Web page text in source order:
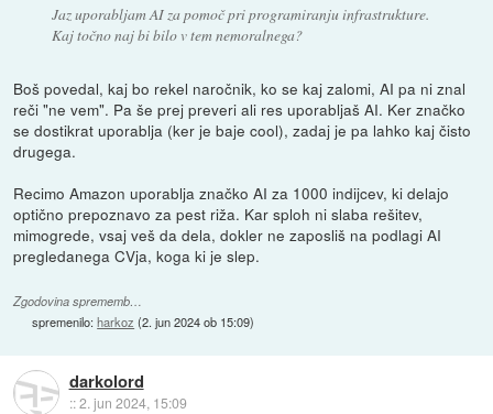
Jaz uporabljam AI za pomoč pri programiranju infrastrukture.
Kaj točno naj bi bilo v tem nemoralnega?
Boš povedal, kaj bo rekel naročnik, ko se kaj zalomi, AI pa ni znal
reči "ne vem". Pa še prej preveri ali res uporabljaš AI. Ker značko
se dostikrat uporablja (ker je baje cool), zadaj je pa lahko kaj čisto
drugega.
Recimo Amazon uporablja značko AI za 1000 indijcev, ki delajo
optično prepoznavo za pest riža. Kar sploh ni slaba rešitev,
mimogrede, vsaj veš da dela, dokler ne zaposliš na podlagi AI
pregledanega CVja, koga ki je slep.
Zgodovina sprememb…
spremenilo:harkoz (2. jun 2024 ob 15:09)
darkolord
::2. jun 2024, 15:09